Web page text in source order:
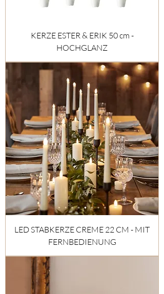
KERZE ESTER & ERIK 50 cm -
HOCHGLANZ
LED STABKERZE CREME 22 CM - MIT
FERNBEDIENUNG